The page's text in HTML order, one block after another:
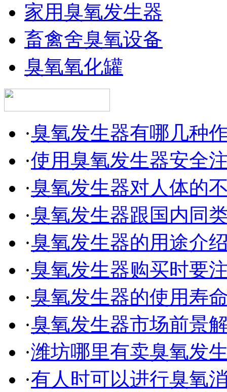
家用臭氧发生器
畜禽舍臭氧设备
臭氧氧化罐
·臭氧发生器有哪几种
·使用臭氧发生器安全
·臭氧发生器对人体的
·臭氧发生器跟国内同
·臭氧发生器的用途介
·臭氧发生器购买时要
·臭氧发生器的使用寿
·臭氧发生器市场前景
·潍坊哪里有卖臭氧发
·有人时可以进行臭氧